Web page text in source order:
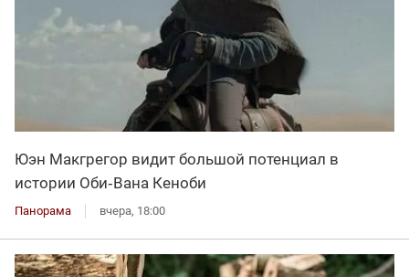
Юэн Макгрегор видит большой потенциал в
истории Оби‑Вана Кеноби
Панорама вчера, 18:00